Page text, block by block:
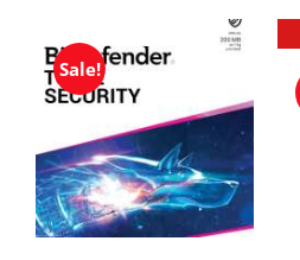
Sale!